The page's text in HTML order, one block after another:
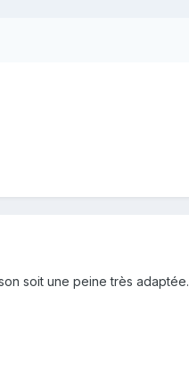
soit une peine très adaptée.